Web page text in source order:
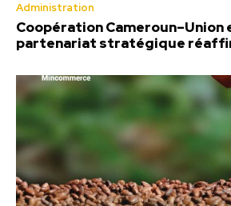
Administration
Coopération Cameroun–Union
partenariat stratégique